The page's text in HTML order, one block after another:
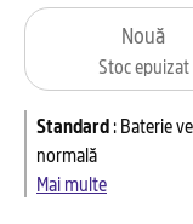
Nouă
Stoc epuizat
Standard:Baterie
normală
Mai multe